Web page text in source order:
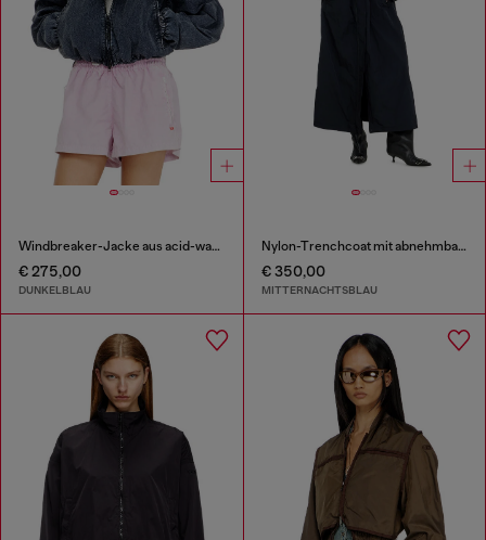
Windbreaker-Jacke aus acid-wash taslan
€ 275,00
DUNKELBLAU
Nylon-Trenchcoat mit abnehmbarer Kapuze
€ 350,00
MITTERNACHTSBLAU